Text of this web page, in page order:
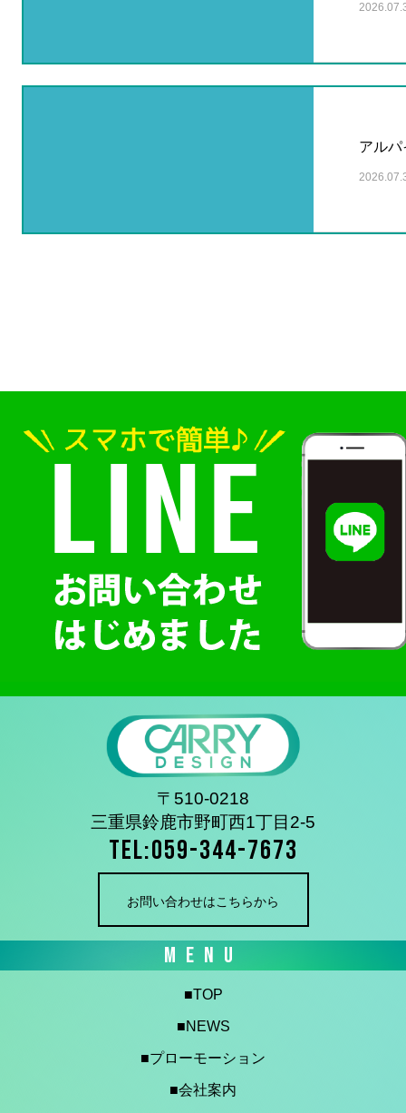
アル
〒510-0218
三重県鈴鹿市野町西1丁目2-5
TEL:059-344-7673
お問い合わせはこちらから
MENU
■TOP
■NEWS
■プローモーション
■会社案内